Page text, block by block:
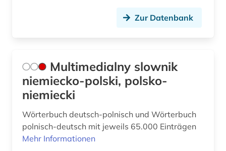
Zur Datenbank
Multimedialny slownik
niemiecko-polski, polsko-
niemiecki
Wörterbuch deutsch-polnisch und Wörterbuch
polnisch-deutsch mit jeweils 65.000 Einträgen
Mehr Informationen